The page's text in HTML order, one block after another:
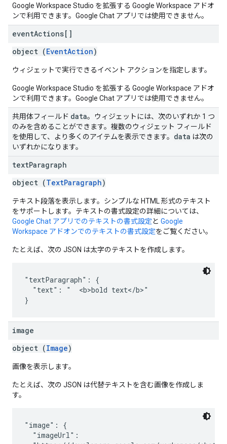
Google Workspace Studio を拡張する Google Workspace アドオ
ンで利用できます。Google Chat アプリでは使用できません。
eventActions[]
object (EventAction)
ウィジェットで実行できるイベント アクションを指定します。
Google Workspace Studio を拡張する Google Workspace アドオ
ンで利用できます。Google Chat アプリでは使用できません。
共用体フィールド data。ウィジェットには、次のいずれか 1 つ
のみを含めることができます。複数のウィジェット フィールド
を使用して、より多くのアイテムを表示できます。 data は次の
いずれかになります。
textParagraph
object (TextParagraph)
テキスト段落を表示します。シンプルな HTML 形式のテキスト
をサポートします。テキストの書式設定の詳細については、
Google Chat アプリでのテキストの書式設定と Google
Workspace アドオンでのテキストの書式設定をご覧ください。
たとえば、次の JSON は太字のテキストを作成します。
"textParagraph": {
  "text": "  <b>bold text</b>"
image
object (Image)
画像を表示します。
たとえば、次の JSON は代替テキストを含む画像を作成しま
す。
"image": {
  "imageUrl":